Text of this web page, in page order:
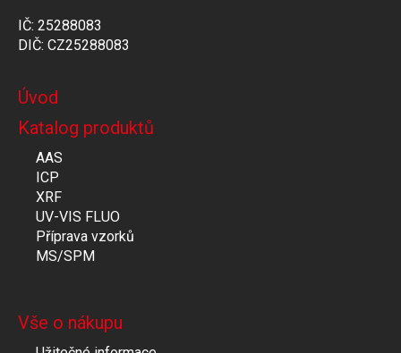
IČ: 25288083
DIČ: CZ25288083
Úvod
Katalog produktů
AAS
ICP
XRF
UV-VIS FLUO
Příprava vzorků
MS/SPM
Vše o nákupu